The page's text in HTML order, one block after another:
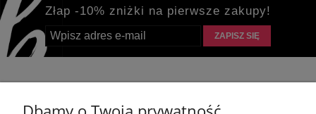
Złap -10% zniżki na pierwsze zakupy!
ZAPISZ SIĘ